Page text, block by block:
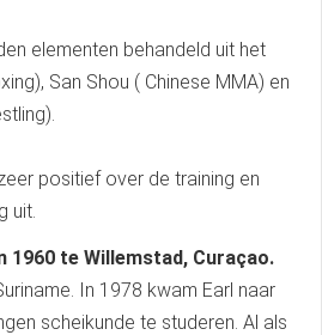
elementen behandeld uit het
San Shou ( Chinese MMA) en
positief over de training en
uit.
1960 te Willemstad, Curaçao.
In 1978 kwam Earl naar
scheikunde te studeren. Al als